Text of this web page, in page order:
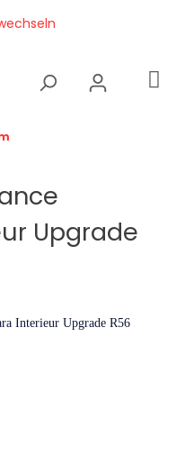
Upgrade